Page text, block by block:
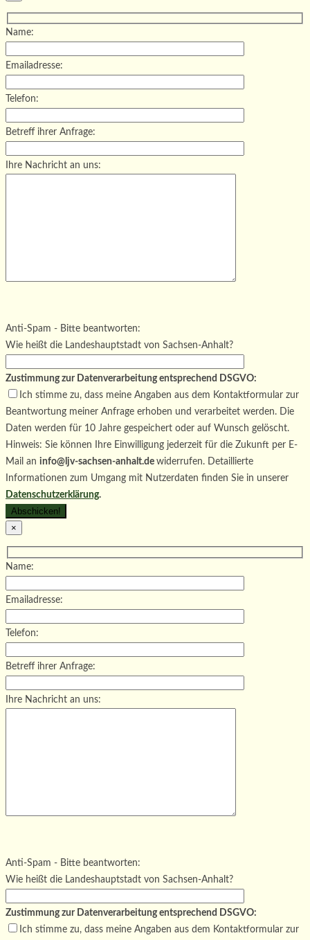
Name:
Emailadresse:
Telefon:
Betreff ihrer Anfrage:
Ihre Nachricht an uns:
Bitte lasse dieses Feld leer.
Anti-Spam - Bitte beantworten:
Wie heißt die Landeshauptstadt von Sachsen-Anhalt?
Zustimmung zur Datenverarbeitung entsprechend DSGVO:
Ich stimme zu, dass meine Angaben aus dem Kontaktformular zur
Beantwortung meiner Anfrage erhoben und verarbeitet werden. Die
Daten werden für 10 Jahre gespeichert oder auf Wunsch gelöscht.
Hinweis: Sie können Ihre Einwilligung jederzeit für die Zukunft per E-
Mail an info@ljv-sachsen-anhalt.de widerrufen. Detaillierte
Informationen zum Umgang mit Nutzerdaten finden Sie in unserer
Datenschutzerklärung.
×
Name:
Emailadresse:
Telefon:
Betreff ihrer Anfrage:
Ihre Nachricht an uns:
Bitte lasse dieses Feld leer.
Anti-Spam - Bitte beantworten:
Wie heißt die Landeshauptstadt von Sachsen-Anhalt?
Zustimmung zur Datenverarbeitung entsprechend DSGVO:
Ich stimme zu, dass meine Angaben aus dem Kontaktformular zur